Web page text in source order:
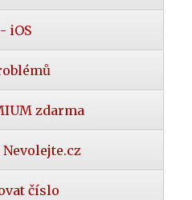
iOS
zdarma
číslo